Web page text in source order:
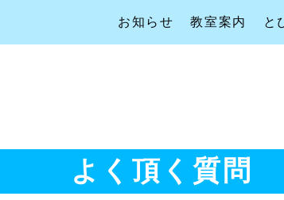
お知らせ 教室案内 と
よく頂く質問